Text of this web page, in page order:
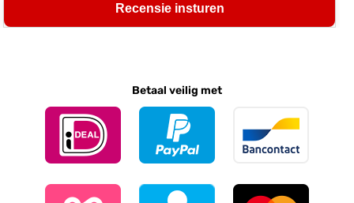
Recensie insturen
Betaal veilig met